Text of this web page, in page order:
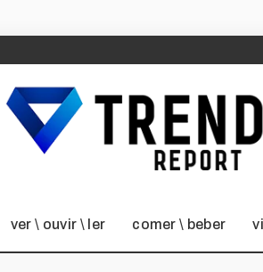
ver \ ouvir \ ler comer \ beber